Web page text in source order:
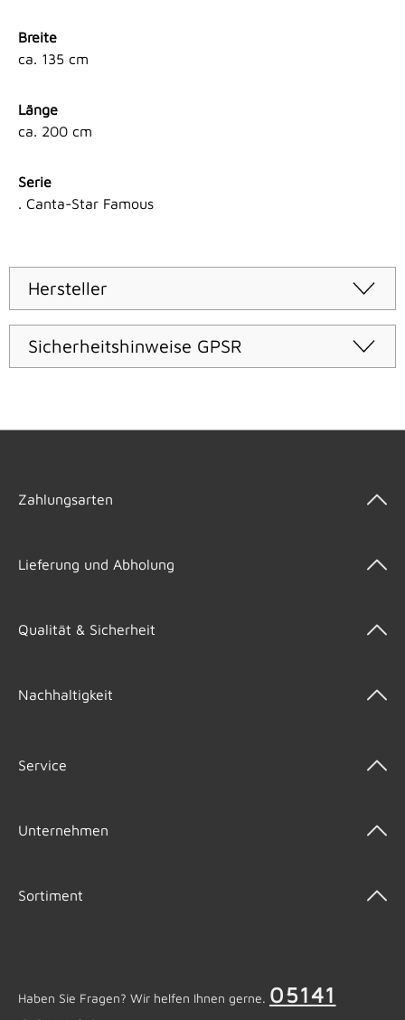
Breite
ca. 135 cm
Länge
ca. 200 cm
Serie
. Canta-Star Famous
Hersteller
Sicherheitshinweise GPSR
Zahlungsarten
Lieferung und Abholung
Qualität & Sicherheit
Nachhaltigkeit
Service
Unternehmen
Sortiment
Haben Sie Fragen? Wir helfen Ihnen gerne. 05141